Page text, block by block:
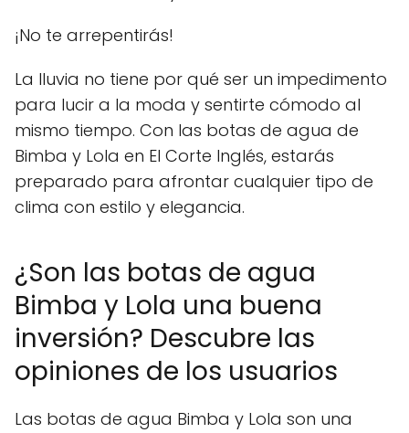
¡No te arrepentirás!
La lluvia no tiene por qué ser un impedimento
para lucir a la moda y sentirte cómodo al
mismo tiempo. Con las botas de agua de
Bimba y Lola en El Corte Inglés, estarás
preparado para afrontar cualquier tipo de
clima con estilo y elegancia.
¿Son las botas de agua
Bimba y Lola una buena
inversión? Descubre las
opiniones de los usuarios
Las botas de agua Bimba y Lola son una